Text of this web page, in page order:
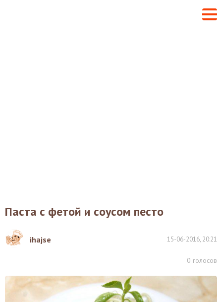
Паста с фетой и соусом песто
ihajse 15-06-2016, 20:21
0 голосов